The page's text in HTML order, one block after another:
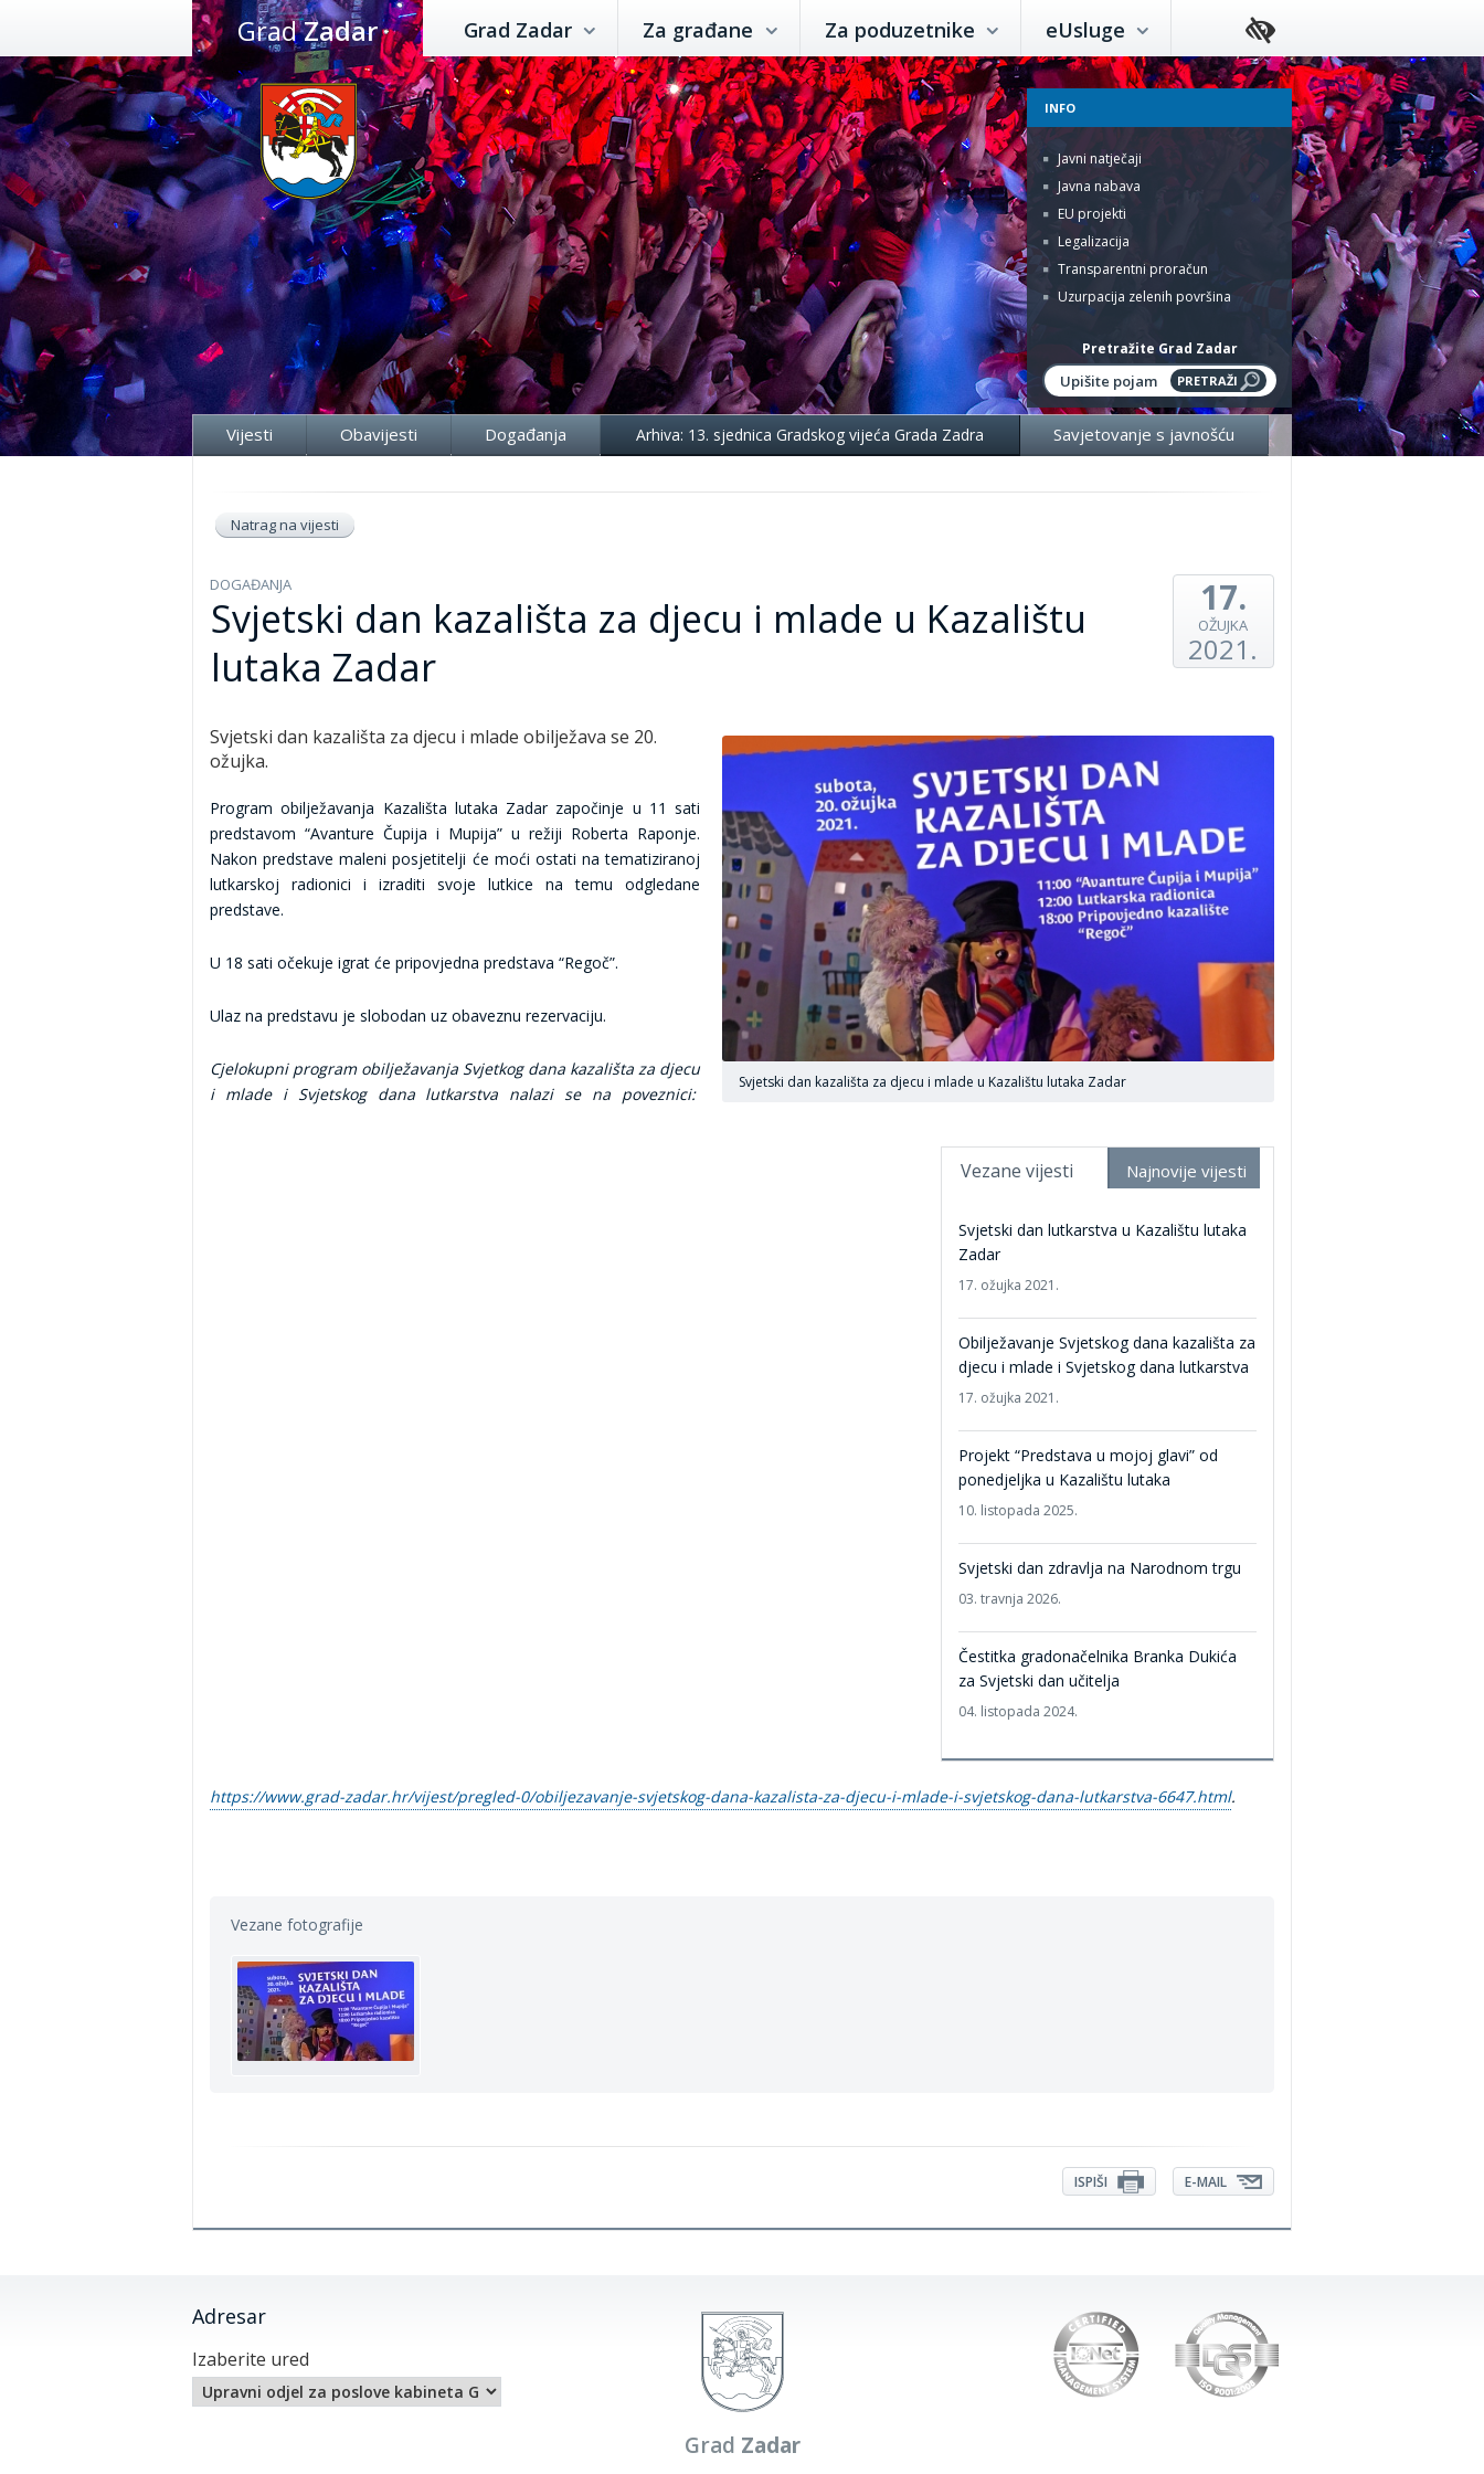
Preskoči
na
sadržaj
GradZadar Grad Zadar Za građane Za poduzetnike eUsluge
INFO
Javni natječaji
Javna nabava
EU projekti
Legalizacija
Transparentni proračun
Uzurpacija zelenih površina
Pretražite Grad Zadar
Vijesti Obavijesti Događanja Arhiva: 13. sjednica Gradskog vijeća Grada Zadra Savjetovanje s javnošću
Natrag na vijesti
DOGAĐANJA
Svjetski dan kazališta za djecu i mlade u Kazalištu
lutaka Zadar
17.
OŽUJKA
2021.
Svjetski dan kazališta za djecu i mlade u Kazalištu lutaka Zadar
Vezane vijesti Najnovije vijesti
Svjetski dan lutkarstva u Kazalištu lutaka
Zadar
17. ožujka 2021.
Obilježavanje Svjetskog dana kazališta za
djecu i mlade i Svjetskog dana lutkarstva
17. ožujka 2021.
Projekt “Predstava u mojoj glavi” od
ponedjeljka u Kazalištu lutaka
10. listopada 2025.
Svjetski dan zdravlja na Narodnom trgu
03. travnja 2026.
Čestitka gradonačelnika Branka Dukića
za Svjetski dan učitelja
04. listopada 2024.
Svjetski dan kazališta za djecu i mlade obilježava se 20.
ožujka.
Program obilježavanja Kazališta lutaka Zadar započinje u 11 sati
predstavom “Avanture Čupija i Mupija” u režiji Roberta Raponje.
Nakon predstave maleni posjetitelji će moći ostati na tematiziranoj
lutkarskoj radionici i izraditi svoje lutkice na temu odgledane
predstave.
U 18 sati očekuje igrat će pripovjedna predstava “Regoč”.
Ulaz na predstavu je slobodan uz obaveznu rezervaciju.
Cjelokupni program obilježavanja Svjetkog dana kazališta za djecu
i mlade i Svjetskog dana lutkarstva nalazi se na poveznici:
https://www.grad-zadar.hr/vijest/pregled-0/obiljezavanje-svjetskog-dana-kazalista-za-djecu-i-mlade-i-svjetskog-dana-lutkarstva-6647.html.
Vezane fotografije
E-MAIL
ISPIŠI
Adresar
Izaberite ured
Grad Zadar